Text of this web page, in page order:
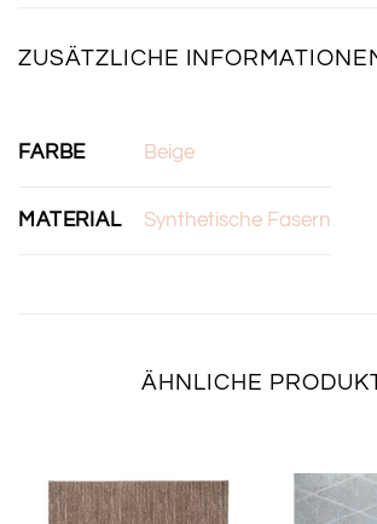
ZUSÄTZLICHE
FARBE Beige
MATERIAL Synthetische Fasern
ÄHNLICHE